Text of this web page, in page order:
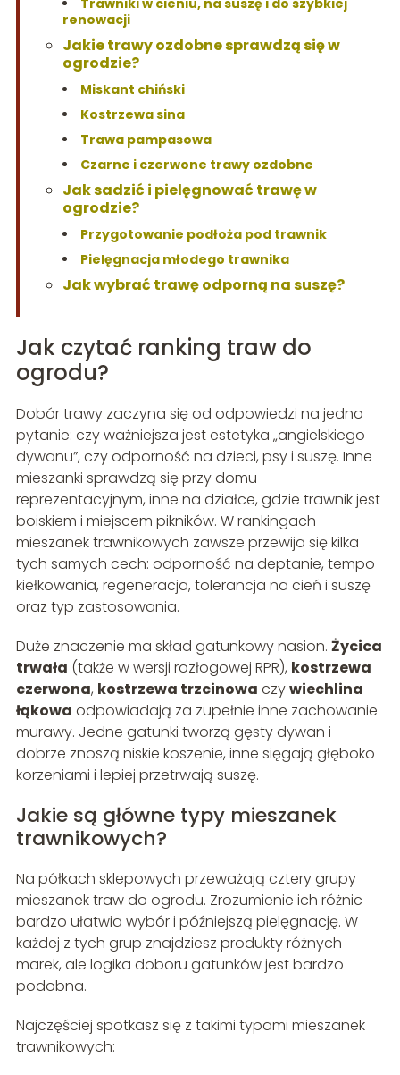
Trawniki w cieniu, na suszę i do szybkiej
renowacji
Jakie trawy ozdobne sprawdzą się w
ogrodzie?
Miskant chiński
Kostrzewa sina
Trawa pampasowa
Czarne i czerwone trawy ozdobne
Jak sadzić i pielęgnować trawę w
ogrodzie?
Przygotowanie podłoża pod trawnik
Pielęgnacja młodego trawnika
Jak wybrać trawę odporną na suszę?
Jak czytać ranking traw do
ogrodu?
Dobór trawy zaczyna się od odpowiedzi na jedno
pytanie: czy ważniejsza jest estetyka „angielskiego
dywanu”, czy odporność na dzieci, psy i suszę. Inne
mieszanki sprawdzą się przy domu
reprezentacyjnym, inne na działce, gdzie trawnik jest
boiskiem i miejscem pikników. W rankingach
mieszanek trawnikowych zawsze przewija się kilka
tych samych cech: odporność na deptanie, tempo
kiełkowania, regeneracja, tolerancja na cień i suszę
oraz typ zastosowania.
Duże znaczenie ma skład gatunkowy nasion. Życica
trwała (także w wersji rozłogowej RPR), kostrzewa
czerwona, kostrzewa trzcinowa czywiechlina
łąkowa odpowiadają za zupełnie inne zachowanie
murawy. Jedne gatunki tworzą gęsty dywan i
dobrze znoszą niskie koszenie, inne sięgają głęboko
korzeniami i lepiej przetrwają suszę.
Jakie są główne typy mieszanek
trawnikowych?
Na półkach sklepowych przeważają cztery grupy
mieszanek traw do ogrodu. Zrozumienie ich różnic
bardzo ułatwia wybór i późniejszą pielęgnację. W
każdej z tych grup znajdziesz produkty różnych
marek, ale logika doboru gatunków jest bardzo
podobna.
Najczęściej spotkasz się z takimi typami mieszanek
trawnikowych: